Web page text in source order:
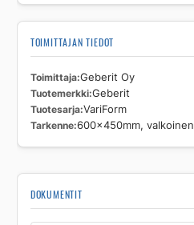
TOIMITTAJAN TIEDOT
Toimittaja Geberit Oy
Tuotemerkki Geberit
Tuotesarja VariForm
Tarkenne 600x450mm, valkoinen
DOKUMENTIT